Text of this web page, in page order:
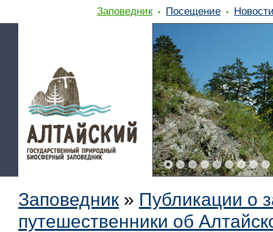
Заповедник Посещение
Заповедник » Публикации о
путешественники об